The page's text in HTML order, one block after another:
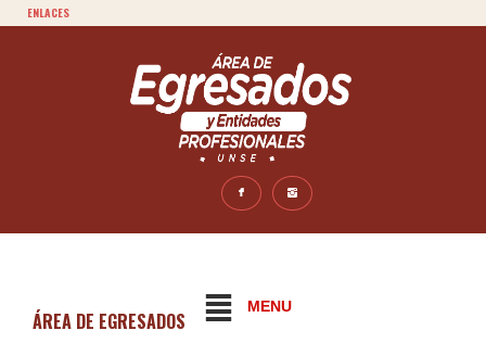
ENLACES
MENU
ÁREA DE EGRESADOS